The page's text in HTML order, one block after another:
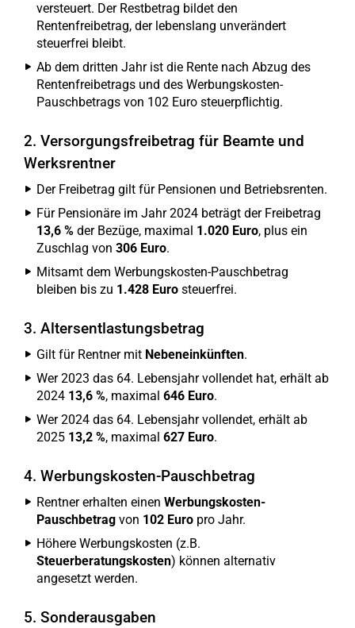
versteuert. Der Restbetrag bildet den
Rentenfreibetrag, der lebenslang unverändert
steuerfrei bleibt.
Ab dem dritten Jahr ist die Rente nach Abzug des
Rentenfreibetrags und des Werbungskosten-
Pauschbetrags von 102 Euro steuerpflichtig.
2. Versorgungsfreibetrag für Beamte und
Werksrentner
Der Freibetrag gilt für Pensionen und Betriebsrenten.
Für Pensionäre im Jahr 2024 beträgt der Freibetrag
13,6 % der Bezüge, maximal 1.020 Euro, plus ein
Zuschlag von 306 Euro.
Mitsamt dem Werbungskosten-Pauschbetrag
bleiben bis zu 1.428 Euro steuerfrei.
3. Altersentlastungsbetrag
Gilt für Rentner mit Nebeneinkünften.
Wer 2023 das 64. Lebensjahr vollendet hat, erhält ab
2024 13,6 %, maximal 646 Euro.
Wer 2024 das 64. Lebensjahr vollendet, erhält ab
2025 13,2 %, maximal 627 Euro.
4. Werbungskosten-Pauschbetrag
Rentner erhalten einen Werbungskosten-
Pauschbetrag von 102 Euro pro Jahr.
Höhere Werbungskosten (z.B.
Steuerberatungskosten) können alternativ
angesetzt werden.
5. Sonderausgaben